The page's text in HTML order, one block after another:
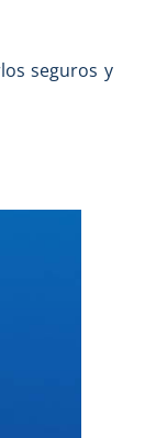
seguros y